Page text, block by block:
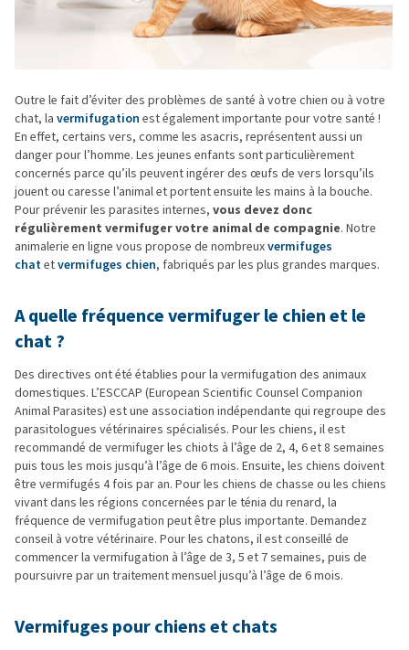
Outre le fait d’éviter des problèmes de santé à votre chien ou à votre
chat, la vermifugation est également importante pour votre santé !
En effet, certains vers, comme les asacris, représentent aussi un
danger pour l’homme. Les jeunes enfants sont particulièrement
concernés parce qu’ils peuvent ingérer des œufs de vers lorsqu’ils
jouent ou caresse l’animal et portent ensuite les mains à la bouche.
Pour prévenir les parasites internes, vous devez donc
régulièrement vermifuger votre animal de compagnie. Notre
animalerie en ligne vous propose de nombreuxvermifuges
chatetvermifuges chien, fabriqués par les plus grandes marques.
A quelle fréquence vermifuger le chien et le
chat ?
Des directives ont été établies pour la vermifugation des animaux
domestiques. L’ESCCAP (European Scientific Counsel Companion
Animal Parasites) est une association indépendante qui regroupe des
parasitologues vétérinaires spécialisés. Pour les chiens, il est
recommandé de vermifuger les chiots à l’âge de 2, 4, 6 et 8 semaines
puis tous les mois jusqu’à l’âge de 6 mois. Ensuite, les chiens doivent
être vermifugés 4 fois par an. Pour les chiens de chasse ou les chiens
vivant dans les régions concernées par le ténia du renard, la
fréquence de vermifugation peut être plus importante. Demandez
conseil à votre vétérinaire. Pour les chatons, il est conseillé de
commencer la vermifugation à l’âge de 3, 5 et 7 semaines, puis de
poursuivre par un traitement mensuel jusqu’à l’âge de 6 mois.
Vermifuges pour chiens et chats